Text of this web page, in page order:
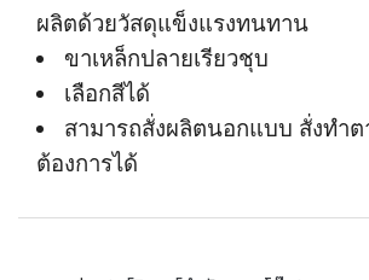
ผลิตด้วยวัสดุแข็งแรงทนทาน
ขาเหล็กปลายเรียวชุบ
เลือกสีได้
สามารถสั่งผลิตนอกแบบ สั่งทำ
ต้องการได้